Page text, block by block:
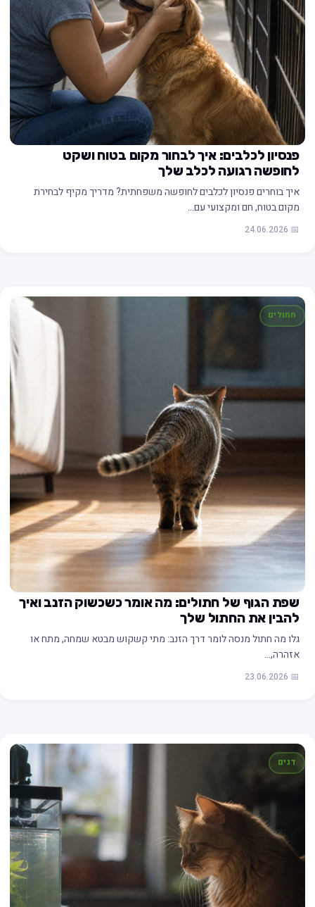
פנסיון לכלבים: איך לבחור מקום בטוח ושקט
לחופשה רגועה לכלב שלך
איך בוחרים פנסיון לכלבים לחופשה משפחתית? מדריך מקיף לבחירת
מקום בטוח, חם ומקצועי עם…
📅 24.06.2026
חתולים
שפת הגוף של חתולים: מה אומר כשכשוק הזנב ואיך
להבין את החתול שלך
גלו מה חתול מנסה לומר דרך הזנב: מתי קשקוש מבטא שמחה, מתח או
אזהרה,…
📅 23.06.2026
דגים